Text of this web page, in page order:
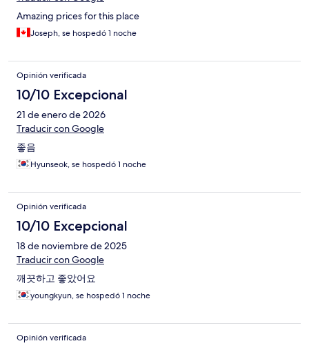
Amazing prices for this place
Joseph, se hospedó 1 noche
Opinión verificada
10/10 Excepcional
21 de enero de 2026
Traducir con Google
좋음
Hyunseok, se hospedó 1 noche
Opinión verificada
10/10 Excepcional
18 de noviembre de 2025
Traducir con Google
깨끗하고 좋았어요
youngkyun, se hospedó 1 noche
Opinión verificada